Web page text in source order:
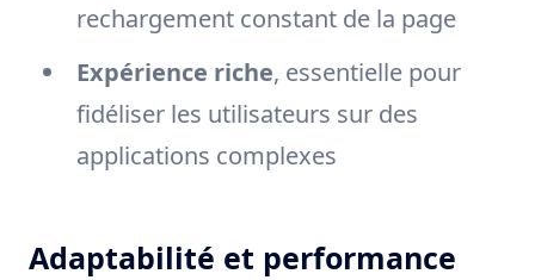
rechargement constant de la page
Expérience riche, essentielle pour
fidéliser les utilisateurs sur des
applications complexes
Adaptabilité et performance